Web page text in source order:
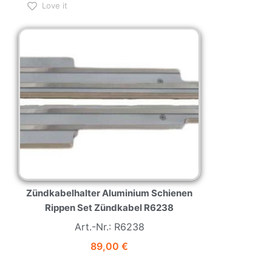
Love it
Zündkabelhalter Aluminium Schienen
Rippen Set Zündkabel R6238
Art.-Nr.: R6238
89,00 €